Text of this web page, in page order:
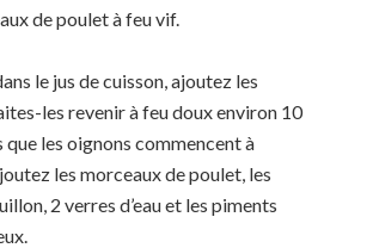
de poulet à feu vif.
le jus de cuisson, ajoutez les
les revenir à feu doux environ 10
que les oignons commencent à
les morceaux de poulet, les
2 verres d’eau et les piments